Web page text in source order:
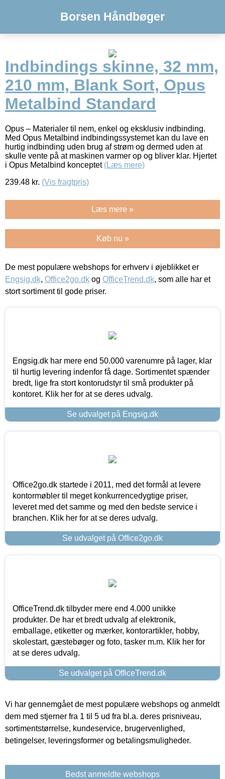
Borsen Håndbøger
Indbindings skinne, 32 mm,
210 mm, Blank Sort, Opus
Metalbind Standard
Opus – Materialer til nem, enkel og eksklusiv indbinding.
Med Opus Metalbind indbindingssystemet kan du lave en
hurtig indbinding uden brug af strøm og dermed uden at
skulle vente på at maskinen varmer op og bliver klar. Hjertet
i Opus Metalbind konceptet (Læs mere)
239.48 kr. (Vis fragtpris)
Læs mere »
Køb nu »
De mest populære webshops for erhverv i øjeblikket er
Engsig.dk, Office2go.dk og OfficeTrend.dk, som alle har et
stort sortiment til gode priser.
Engsig.dk har mere end 50.000 varenumre på lager, klar
til hurtig levering indenfor få dage. Sortimentet spænder
bredt, lige fra stort kontorudstyr til små produkter på
kontoret. Klik her for at se deres udvalg.
Se udvalget på Engsig.dk
Office2go.dk startede i 2011, med det formål at levere
kontormøbler til meget konkurrencedygtige priser,
leveret med det samme og med den bedste service i
branchen. Klik her for at se deres udvalg.
Se udvalget på Office2go.dk
OfficeTrend.dk tilbyder mere end 4.000 unikke
produkter. De har et bredt udvalg af elektronik,
emballage, etiketter og mærker, kontorartikler, hobby,
skolestart, gæstebøger og foto, tasker m.m. Klik her for
at se deres udvalg.
Se udvalget på OfficeTrend.dk
Vi har gennemgået de mest populære webshops og anmeldt
dem med stjerner fra 1 til 5 ud fra bl.a. deres prisniveau,
sortimentstørrelse, kundeservice, brugervenlighed,
betingelser, leveringsformer og betalingsmuligheder.
Bedst anmeldte webshops